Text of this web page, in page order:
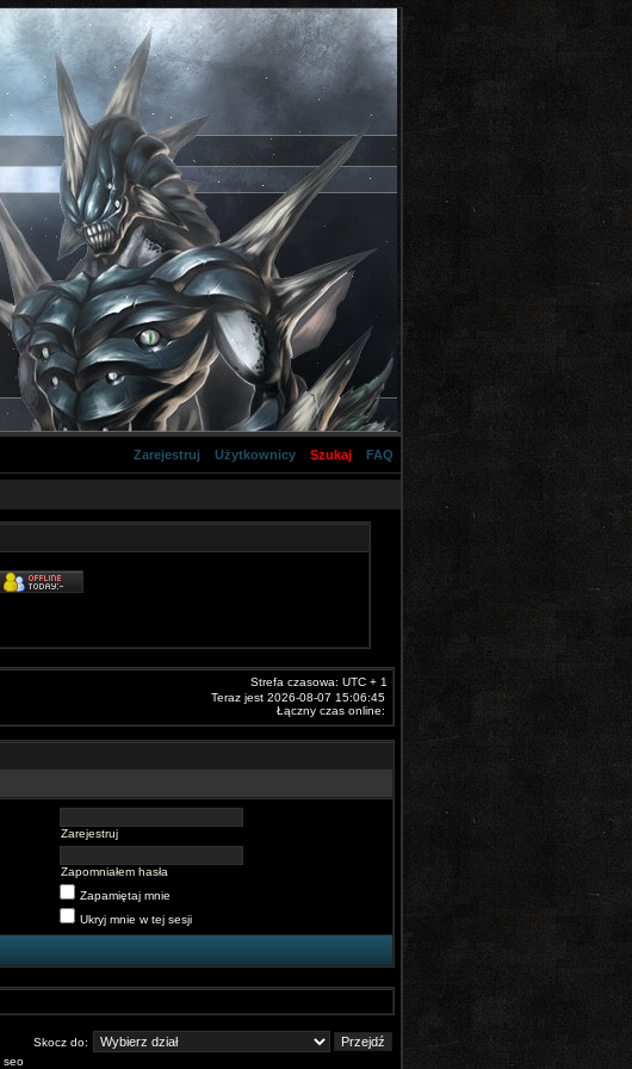
FAQ
Szukaj
Użytkownicy
Zarejestruj
Strefa czasowa: UTC + 1
Teraz jest 2026-08-07 15:06:45
Łączny czas online:
Zarejestruj
Zapomniałem hasła
Zapamiętaj mnie
Ukryj mnie w tej sesji
Skocz do:
seo